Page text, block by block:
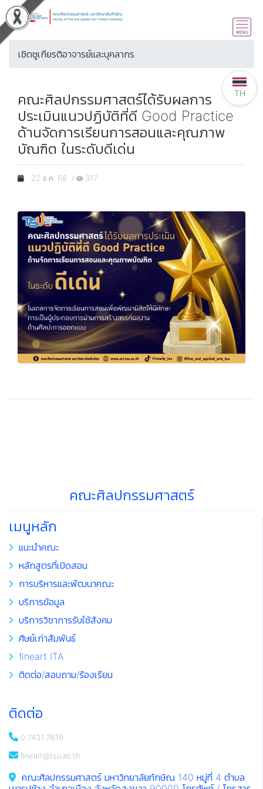
เชิดชูเกียรติอาจารย์และบุคลากร
คณะศิลปกรรมศาสตร์ได้รับผลการ
ประเมินแนวปฏิบัติที่ดี Good Practice
ด้านจัดการเรียนการสอนและคุณภาพ
บัณฑิต ในระดับดีเด่น
22 ธ.ค. 68 / 317
คณะศิลปกรรมศาสตร์
เมนูหลัก
แนะนำคณะ
หลักสูตรที่เปิดสอน
การบริหารและพัฒนาคณะ
บริการข้อมูล
บริการวิชาการรับใช้สังคม
ศิษย์เก่าสัมพันธ์
fineart ITA
ติดต่อ/สอบถาม/ร้องเรียน
ติดต่อ
0 7431 7619
fineart@tsu.ac.th
คณะศิลปกรรมศาสตร์ มหาวิทยาลัยทักษิณ 140 หมู่ที่ 4 ตำบล
TH